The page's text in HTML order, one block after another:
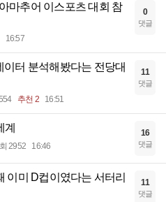
마추어 이스포츠 대회 참
16:57
0
댓글
이터 분석해봤다는 전당대
추천 2 16:51
11
댓글
계
2952 16:46
16
댓글
이미 D컵이였다는 서터리
11
댓글